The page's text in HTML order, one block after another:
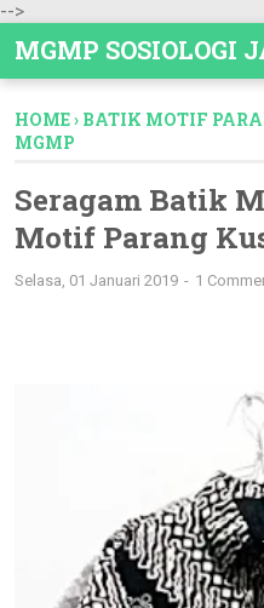
-->
MGMP SOSIOLOGI
HOME› BATIK MOTIF
MGMP
Seragam Batik
Motif Parang
Selasa, 01 Januari 2019 1